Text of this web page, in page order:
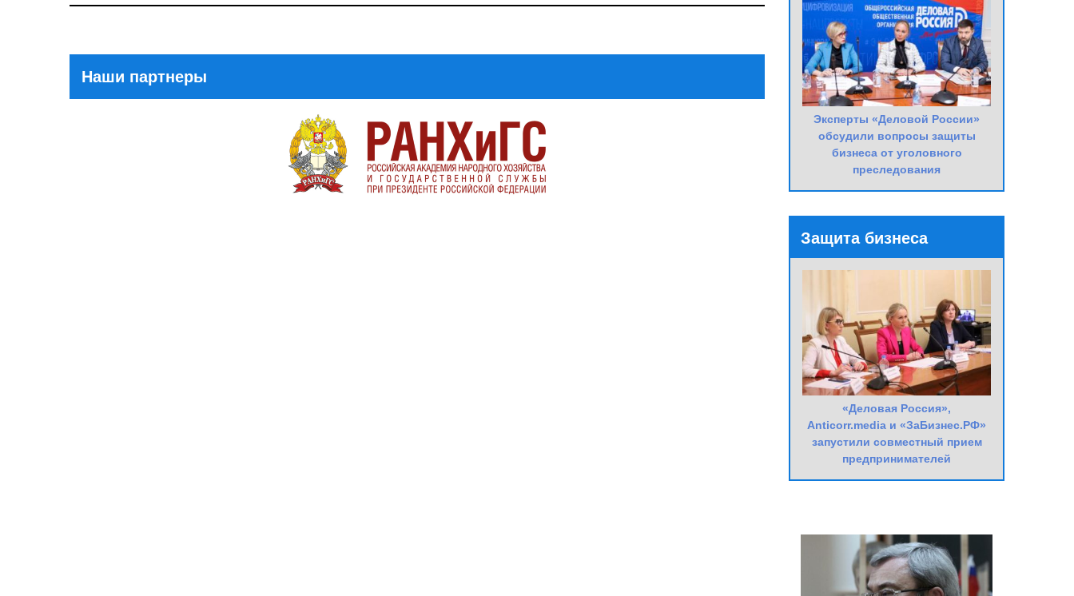
Наши партнеры
Эксперты «Деловой России»
обсудили вопросы защиты
бизнеса от уголовного
преследования
Защита бизнеса
«Деловая Россия»,
Anticorr.media и «ЗаБизнес.РФ»
запустили совместный прием
предпринимателей